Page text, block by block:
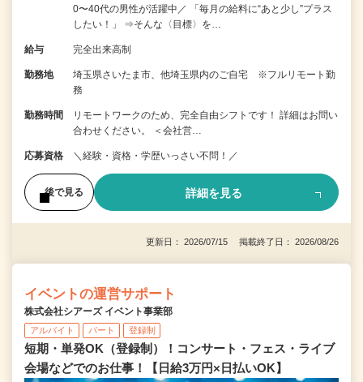
0〜40代の男性が活躍中／ 「毎月の給料に“あと少し”プラス
したい！」 ⇒そんな〈目標〉を…
給与 完全出来高制
勤務地
埼玉県さいたま市、他埼玉県内のご自宅 ※フルリモート勤
務
勤務時間
リモートワークのため、完全自由シフトです！ 詳細はお問い
合わせください。 ＜会社営…
応募資格 ＼経験・資格・学歴いっさい不問！／
後で見る 詳細を見る
更新日： 2026/07/15 掲載終了日： 2026/08/26
イベントの運営サポート
株式会社シアーズ イベント事業部
アルバイト パート 登録制
短期・単発OK（登録制）！コンサート・フェス・ライブ
会場などでのお仕事！【日給3万円×日払いOK】